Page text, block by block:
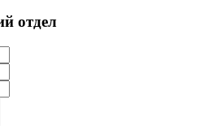
отдел